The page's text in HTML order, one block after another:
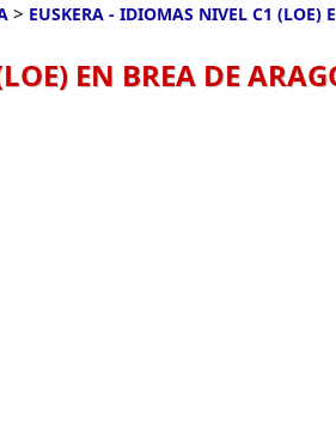
> EUSKERA - IDIOMAS NIVEL C1 (LOE)
EN BREA DE